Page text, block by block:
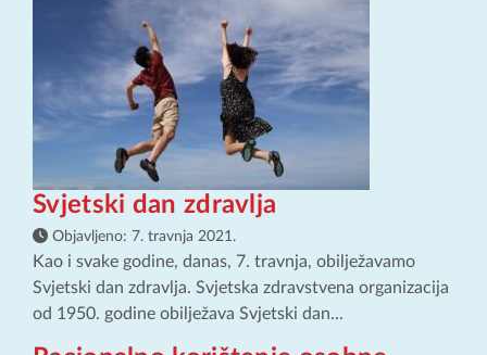
Svjetski dan zdravlja
Objavljeno: 7. travnja 2021.
Kao i svake godine, danas, 7. travnja, obilježavamo
Svjetski dan zdravlja. Svjetska zdravstvena organizacija
od 1950. godine obilježava Svjetski dan...